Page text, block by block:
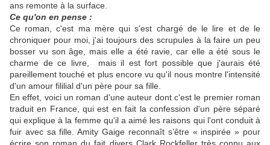
ans remonte à la surface.
Ce qu'on en pense :
Ce roman, c'est ma mère qui s'est chargé de le lire et de le
chroniquer pour moi, j'ai toujours des scrupules à la faire un peu
bosser vu son âge, mais elle a été ravie, car elle a été sous le
charme de ce livre, mais il est fort possible que j'aurais été
pareillement touché et plus encore vu qu'il nous montre l'intensité
d'un amour fililial d'un père pour sa fille.
En effet, voici un roman d'une auteur dont c'est le premier roman
traduit en France, qui est en fait la confession d'un père séparé
qui explique à la femme qu'il a aimé les raisons qui l'ont conduit à
fuir avec sa fille. Amity Gaige reconnaît s’être « inspirée » pour